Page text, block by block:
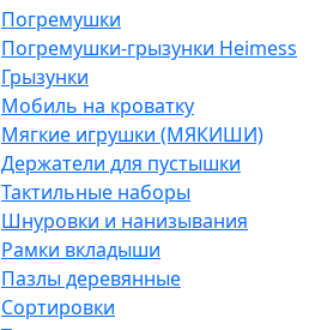
Погремушки
Погремушки-грызунки Heimess
Грызунки
Мобиль на кроватку
Мягкие игрушки (МЯКИШИ)
Держатели для пустышки
Тактильные наборы
Шнуровки и нанизывания
Рамки вкладыши
Пазлы деревянные
Сортировки